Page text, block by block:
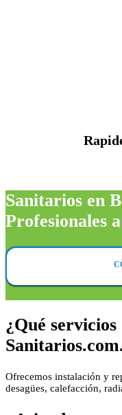
Sanitarios en
Profesionales
¿Qué
Ofrecemos instalación y
desagües, calefacción,